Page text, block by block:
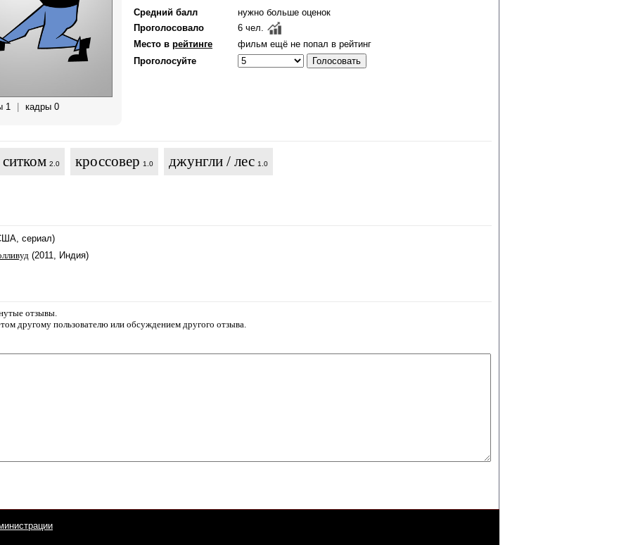
1 кадры 0
Средний балл
нужно больше оценок
Проголосовало
6 чел.
Место в рейтинге
фильм ещё не попал в рейтинг
Проголосуйте
ситком 2.0 кроссовер 1.0 джунгли / лес 1.0
сериал)
(2011, Индия)
отзывы.
другому пользователю или обсуждением другого отзыва.